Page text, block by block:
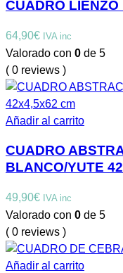
CUADRO LIENZO
64,90€ IVA inc
Valorado con 0 de 5
( 0 reviews )
Añadir al carrito
CUADRO
BLANCO/YUTE
49,90€ IVA inc
Valorado con 0 de 5
( 0 reviews )
Añadir al carrito